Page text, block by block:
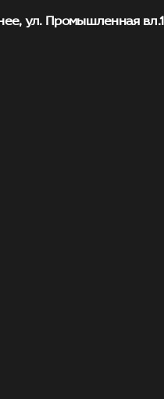
ул. Промышленная